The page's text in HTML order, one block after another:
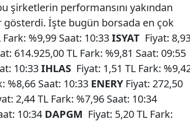
şirketlerin performansını yakından
gösterdi. İşte bugün borsada en çok
Fark: %9,99 Saat: 10:33ISYAT Fiyat:
614.925,00 TL Fark: %9,81 Saat: 09:55
10:33IHLAS Fiyat: 1,51 TL Fark:
%8,66 Saat: 10:33 ENERYFiyat: 272,50
2,44 TL Fark: %7,96 Saat: 10:34
10:34 DAPGM Fiyat: 5,20 TL Fark: